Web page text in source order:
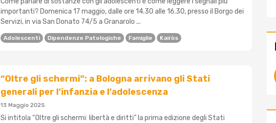
importanti? Domenica 17 maggio, dalle ore 14.30 alle 16.30, presso il Borgo dei
Servizi, in via San Donato 74/5 a Granarolo ...
Adolescenti Dipendenze Patologiche Famiglie Kairòs
“Oltre gli schermi”: a Bologna arrivano gli Stati
generali per l’infanzia e l’adolescenza
13 Maggio 2025
Si intitola “Oltre gli schermi: libertà e diritti” la prima edizione degli Stati